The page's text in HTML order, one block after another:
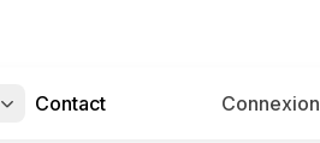
Contact Connexion